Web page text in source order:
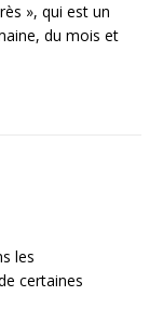
», qui est un
du mois et
les
certaines